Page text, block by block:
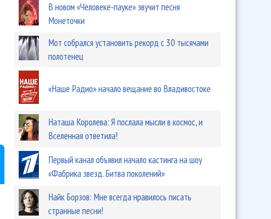
В новом «Человеке-пауке» звучит песня
Монеточки
Мот собрался установить рекорд с 30 тысячами
полотенец
«Наше Радио» начало вещание во Владивостоке
Наташа Королева: Я послала мысли в космос, и
Вселенная ответила!
Первый канал объявил начало кастинга на шоу
«Фабрика звезд. Битва поколений»
Найк Борзов: Мне всегда нравилось писать
странные песни!